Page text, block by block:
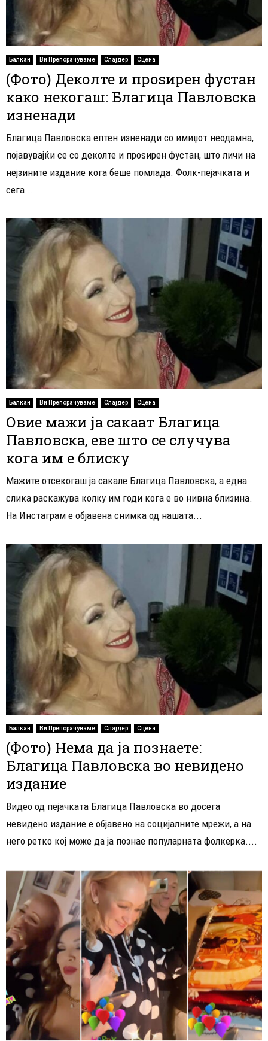
Балкан Ви Препорачуваме Слајдер Сцена
(Фото) Деколте и проѕирен фустан
како некогаш: Благица Павловска
изненади
Благица Павловска ептен изненади со имиџот неодамна,
појавувајќи се со деколте и проѕирен фустан, што личи на
нејзините издание кога беше помлада. Фолк-пејачката и
сега...
Балкан Ви Препорачуваме Слајдер Сцена
Овие мажи ја сакаат Благица
Павловска, еве што се случува
кога им е блиску
Мажите отсекогаш ја сакале Благица Павловска, а една
слика раскажува колку им годи кога е во нивна близина.
На Инстаграм е објавена снимка од нашата...
Балкан Ви Препорачуваме Слајдер Сцена
(Фото) Нема да ја познаете:
Благица Павловска во невидено
издание
Видео од пејачката Благица Павловска во досега
невидено издание е објавено на социјалните мрежи, а на
него ретко кој може да ја познае популарната фолкерка....